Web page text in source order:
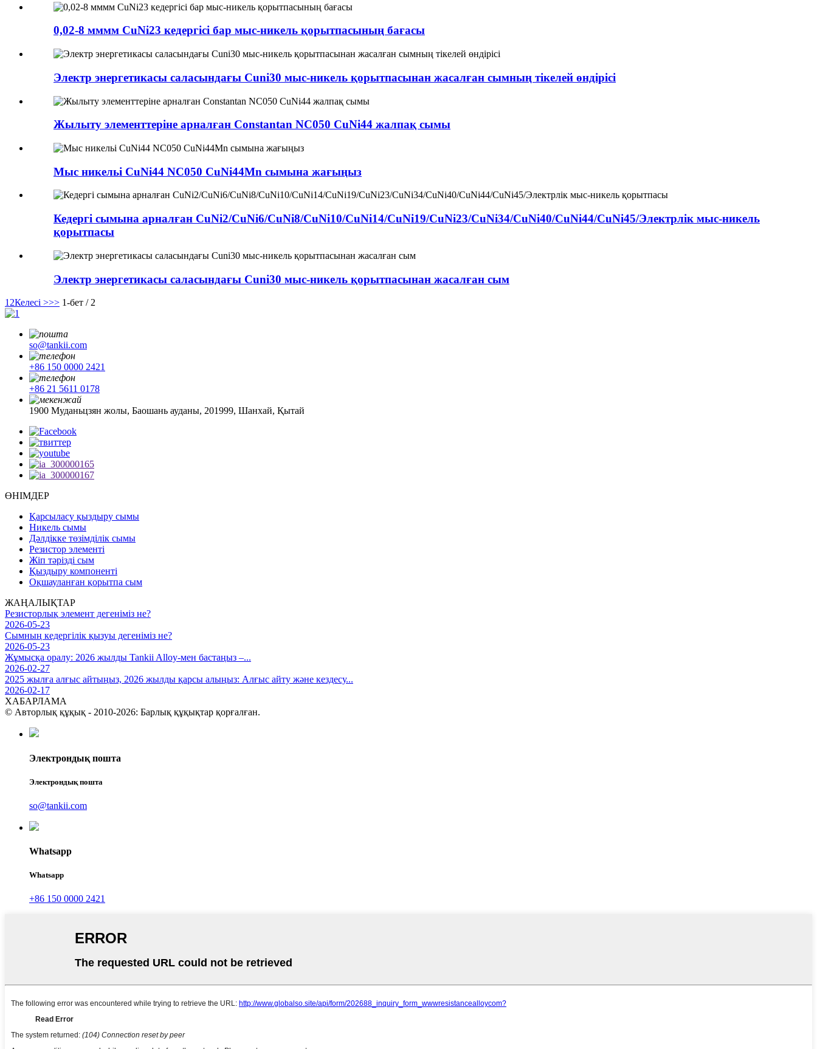
0,02-8 мммм CuNi23 кедергісі бар мыс-никель қорытпасының бағасы
Электр энергетикасы саласындағы Cuni30 мыс-никель қорытпасынан жасалған сымның тікелей өндірісі
Жылыту элементтеріне арналған Constantan NC050 CuNi44 жалпақ сымы
Мыс никельі CuNi44 NC050 CuNi44Mn сымына жағыңыз
Кедергі сымына арналған CuNi2/CuNi6/CuNi8/CuNi10/CuNi14/CuNi19/CuNi23/CuNi34/CuNi40/CuNi44/CuNi45/Электрлік мыс-никель
қорытпасы
Электр энергетикасы саласындағы Cuni30 мыс-никель қорытпасынан жасалған сым
1 2Келесі >>> 1-бет / 2
so@tankii.com
+86 150 0000 2421
+86 21 5611 0178
1900 Муданьцзян жолы, Баошань ауданы, 201999, Шанхай, Қытай
ӨНІМДЕР
Қарсыласу қыздыру сымы
Никель сымы
Дәлдікке төзімділік сымы
Резистор элементі
Жіп тәрізді сым
Қыздыру компоненті
Оқшауланған қорытпа сым
ЖАҢАЛЫҚТАР
Резисторлық элемент дегеніміз не?
2026-05-23
Сымның кедергілік қызуы дегеніміз не?
2026-05-23
Жұмысқа оралу: 2026 жылды Tankii Alloy-мен бастаңыз –...
2026-02-27
2025 жылға алғыс айтыңыз, 2026 жылды қарсы алыңыз: Алғыс айту және кездесу...
2026-02-17
ХАБАРЛАМА
© Авторлық құқық - 2010-2026: Барлық құқықтар қорғалған.
Электрондық пошта
Электрондық пошта
so@tankii.com
Whatsapp
Whatsapp
+86 150 0000 2421